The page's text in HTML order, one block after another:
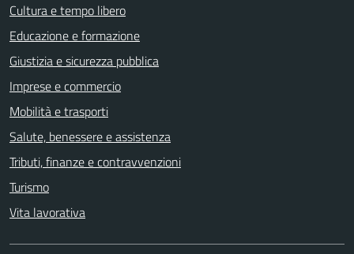
Cultura e tempo libero
Educazione e formazione
Giustizia e sicurezza pubblica
Imprese e commercio
Mobilità e trasporti
Salute, benessere e assistenza
Tributi, finanze e contravvenzioni
Turismo
Vita lavorativa